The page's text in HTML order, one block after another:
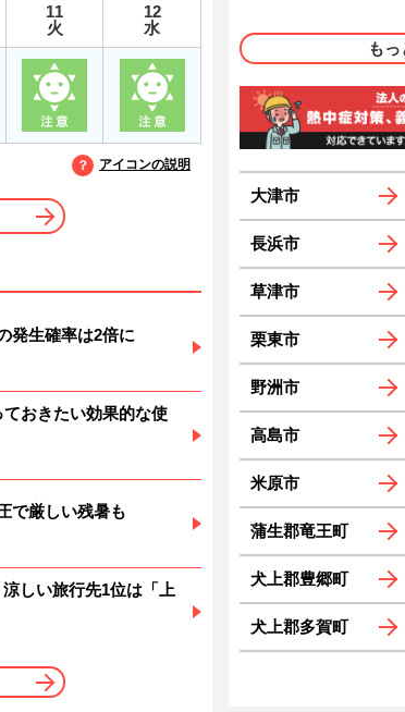
11
火
12
水
アイコンの説明
発生確率は2倍に
おきたい効果的な使
で厳しい残暑も
涼しい旅行先1位は「上
もっ
大津市
長浜市
草津市
栗東市
野洲市
高島市
米原市
蒲生郡竜王町
犬上郡豊郷町
犬上郡多賀町